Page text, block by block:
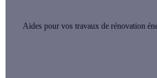
Aides pour vos travaux de rénovation